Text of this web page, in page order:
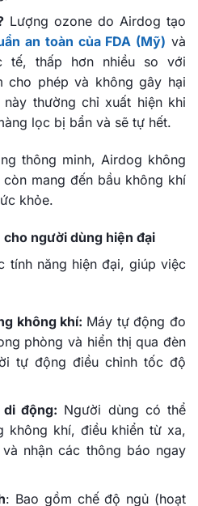
Lượng ozone do Airdog tạo
an toàn của FDA (Mỹ) và
tế, thấp hơn nhiều so với
cho phép và không gây hại
thường chỉ xuất hiện khi
lọc bị bẩn và sẽ tự hết.
thông minh, Airdog không
mang đến bầu không khí
khỏe.
người dùng hiện đại
tính năng hiện đại, giúp việc
không khí: Máy tự động đo
phòng và hiển thị qua đèn
tự động điều chỉnh tốc độ
động: Người dùng có thể
không khí, điều khiển từ xa,
nhận các thông báo ngay
: Bao gồm chế độ ngủ (hoạt